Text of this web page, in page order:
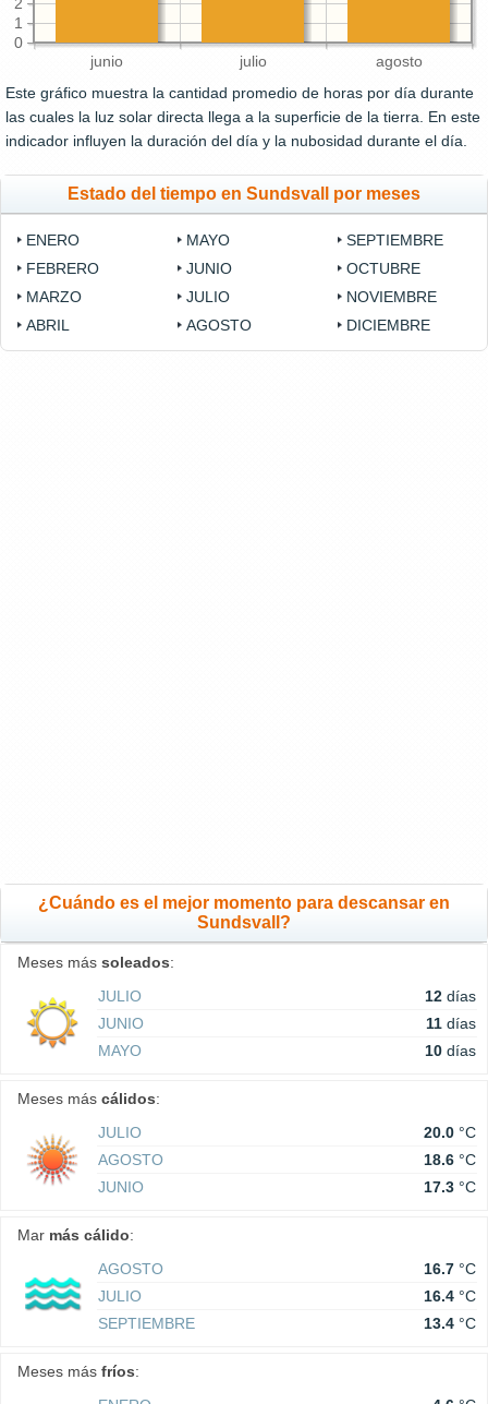
junio julio agosto
0
1
2
Este gráfico muestra la cantidad promedio de horas por día durante
las cuales la luz solar directa llega a la superficie de la tierra. En este
indicador influyen la duración del día y la nubosidad durante el día.
Estado del tiempo en Sundsvall por meses
ENERO
FEBRERO
MARZO
ABRIL
MAYO
JUNIO
JULIO
AGOSTO
SEPTIEMBRE
OCTUBRE
NOVIEMBRE
DICIEMBRE
¿Cuándo es el mejor momento para descansar en
Sundsvall?
Meses más soleados:
JULIO
12 días
JUNIO
11 días
MAYO
10 días
Meses más cálidos:
JULIO
20.0 °C
AGOSTO
18.6 °C
JUNIO
17.3 °C
Mar más cálido:
AGOSTO
16.7 °C
JULIO
16.4 °C
SEPTIEMBRE
13.4 °C
Meses más fríos: